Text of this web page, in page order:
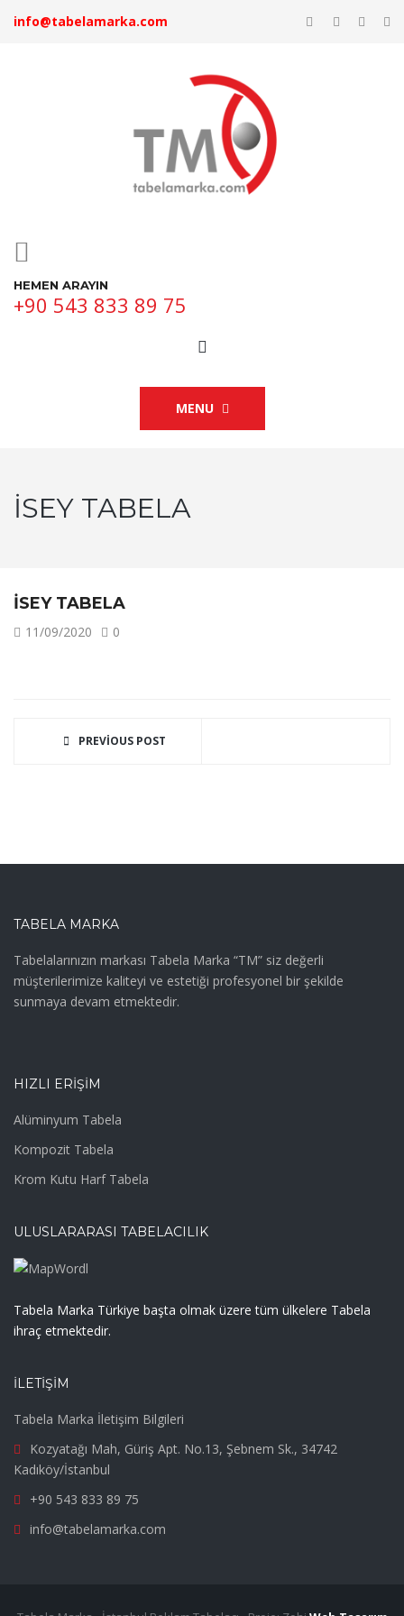
info@tabelamarka.com
HEMEN ARAYIN
+90 543 833 89 75
MENU
ISEY TABELA
ISEY TABELA
11/09/2020 0
PREVIOUS POST
TABELA MARKA
Tabelalarınızın markası Tabela Marka “TM” siz değerli
müşterilerimize kaliteyi ve estetiği profesyonel bir şekilde
sunmaya devam etmektedir.
HIZLI ERIŞIM
Alüminyum Tabela
Kompozit Tabela
Krom Kutu Harf Tabela
ULUSLARARASI TABELACILIK
Tabela Marka Türkiye başta olmak üzere tüm ülkelere Tabela
ihraç etmektedir.
İLETIŞIM
Tabela Marka İletişim Bilgileri
Kozyatağı Mah, Güriş Apt. No.13, Şebnem Sk., 34742
Kadıköy/İstanbul
+90 543 833 89 75
info@tabelamarka.com